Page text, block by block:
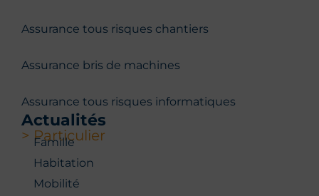
Assurance tous risques chantiers
Assurance bris de machines
Assurance tous risques informatiques
Actualités
> Particulier
Famille
Habitation
Mobilité